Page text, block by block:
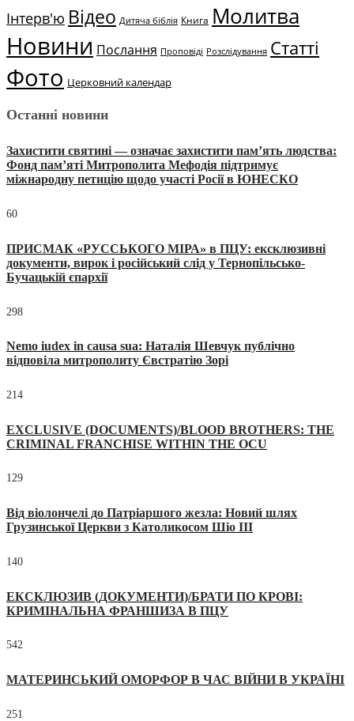
Інтерв'ю Відео Дитяча біблія Книга Молитва
Новини Послання Проповіді Розслідування Статті
Фото Церковний календар
Останні новини
Захистити святині — означає захистити пам’ять людства:
Фонд пам’яті Митрополита Мефодія підтримує
міжнародну петицію щодо участі Росії в ЮНЕСКО
60
ПРИСМАК «РУССЬКОГО МІРА» в ПЦУ: ексклюзивні
документи, вирок і російський слід у Тернопільсько-
Бучацькій єпархії
298
Nemo iudex in causa sua: Наталія Шевчук публічно
відповіла митрополиту Євстратію Зорі
214
EXCLUSIVE (DOCUMENTS)/BLOOD BROTHERS: THE
CRIMINAL FRANCHISE WITHIN THE OCU
129
Від віолончелі до Патріаршого жезла: Новий шлях
Грузинської Церкви з Католикосом Шіо III
140
ЕКСКЛЮЗИВ (ДОКУМЕНТИ)/БРАТИ ПО КРОВІ:
КРИМІНАЛЬНА ФРАНШИЗА В ПЦУ
542
МАТЕРИНСЬКИЙ ОМОРФОР В ЧАС ВІЙНИ В УКРАЇНІ
251